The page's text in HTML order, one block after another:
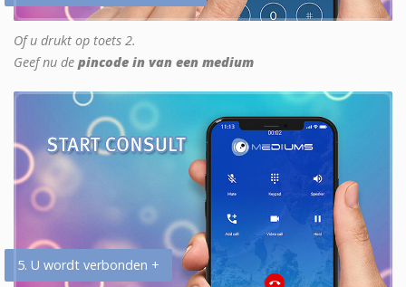
Of u drukt op toets 2.
Geef nu de pincode in van een medium
5. U wordt verbonden +